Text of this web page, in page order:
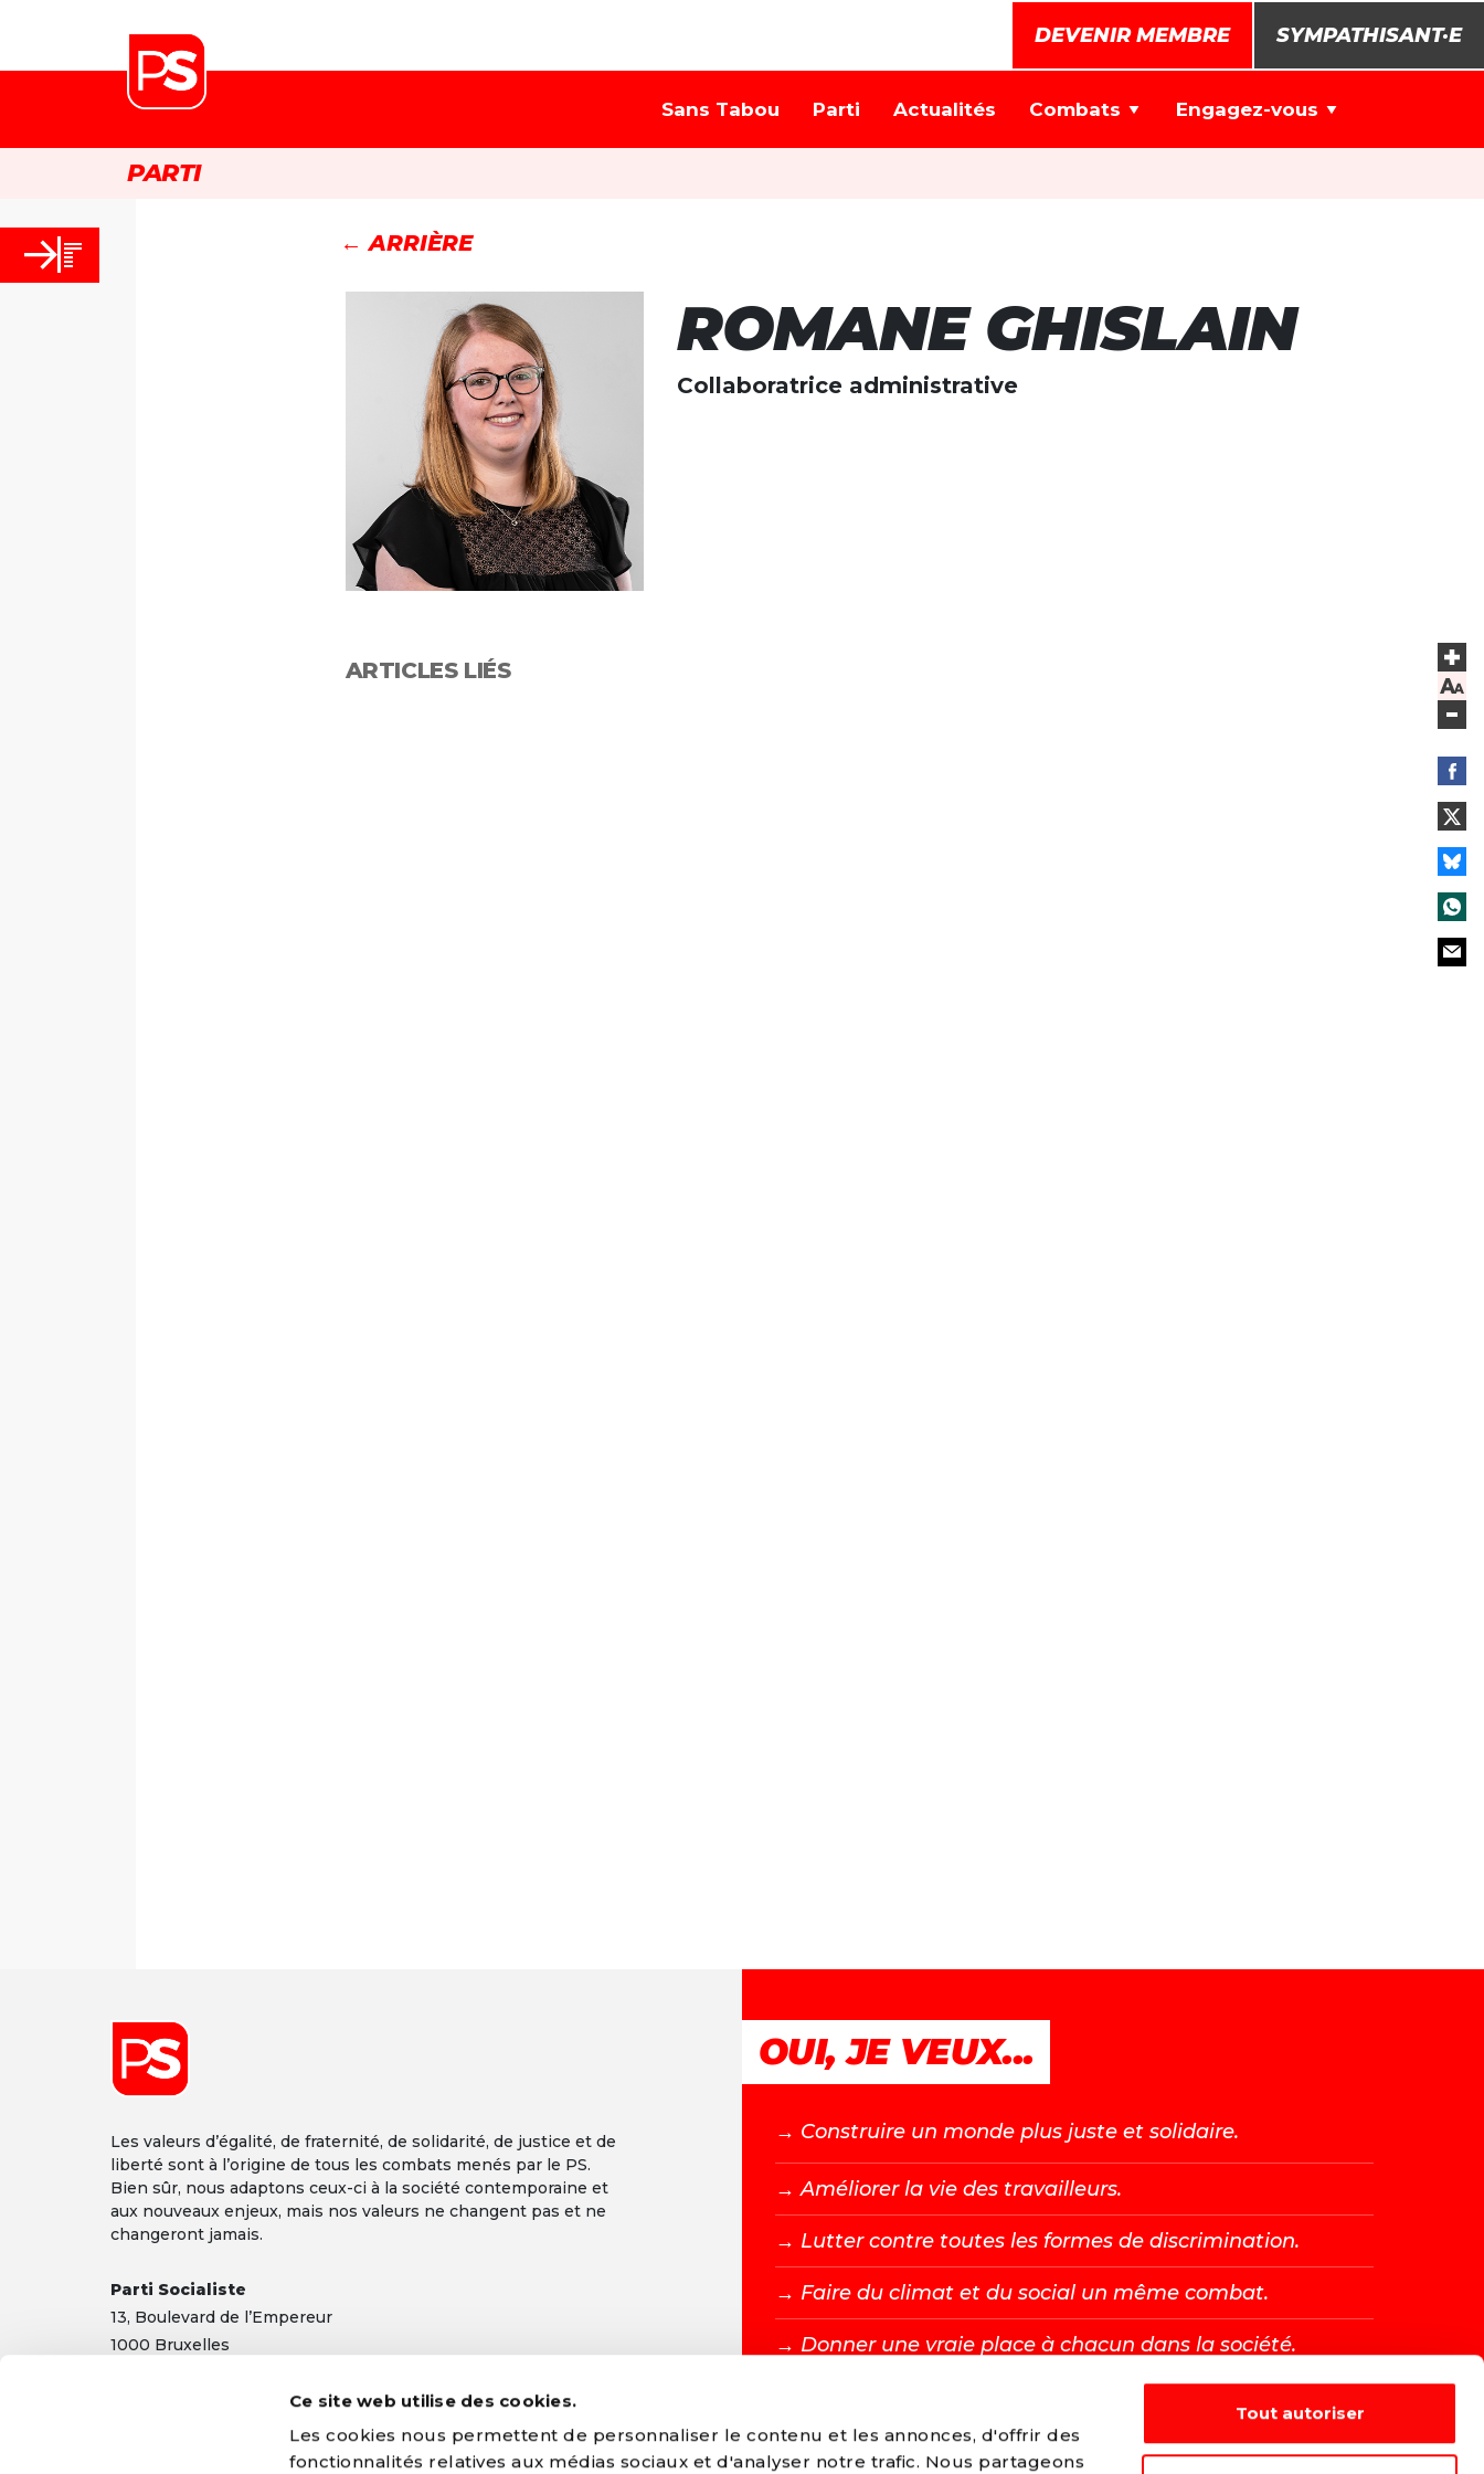
Ce site web utilise des cookies.
Les cookies nous permettent de personnaliser le contenu et les annonces, d'offrir des
fonctionnalités relatives aux médias sociaux et d'analyser notre trafic. Nous partageons
Tout autoriser
DEVENIR MEMBRE SYMPATHISANT·E
Sans Tabou Parti Actualités Combats Engagez-vous
PARTI
Font size
← ARRIÈRE
ROMANE GHISLAIN
Collaboratrice administrative
ARTICLES LIÉS
Les valeurs d’égalité, de fraternité, de solidarité, de justice et de
liberté sont à l’origine de tous les combats menés par le PS.
Bien sûr, nous adaptons ceux-ci à la société contemporaine et
aux nouveaux enjeux, mais nos valeurs ne changent pas et ne
changeront jamais.
Parti Socialiste
13, Boulevard de l’Empereur
1000 Bruxelles
Mentions légales |Confidentialité
OUI, JE VEUX...
→ Construire un monde plus juste et solidaire.
→ Améliorer la vie des travailleurs.
→ Lutter contre toutes les formes de discrimination.
→ Faire du climat et du social un même combat.
→ Donner une vraie place à chacun dans la société.
DEVENIR MEMBRE →